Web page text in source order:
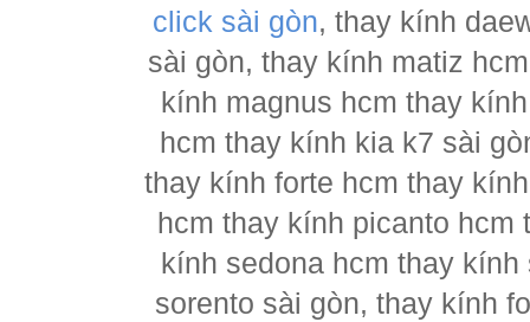
click sài gòn, thay kính
sài gòn, thay kính matiz
kính magnus hcm thay
hcm thay kính kia k7 sài
thay kính forte hcm thay
hcm thay kính picanto
kính sedona hcm thay
sorento sài gòn, thay kính